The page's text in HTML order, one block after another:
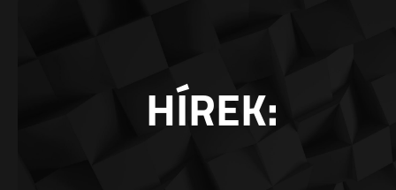
HÍREK: